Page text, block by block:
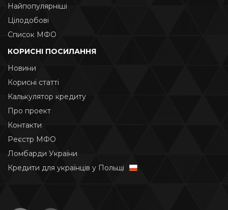
Найпопулярніші
Цілодобові
Список МФО
КОРИСНІ ПОСИЛАННЯ
Новини
Корисні статті
Калькулятор кредиту
Про проект
Контакти
Реєстр МФО
Ломбарди України
Кредити для українців у Польщі